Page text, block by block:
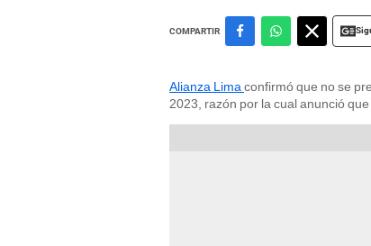
COMPARTIR
Alianza Lima confirmó que no se
2023, razón por la cual anunció